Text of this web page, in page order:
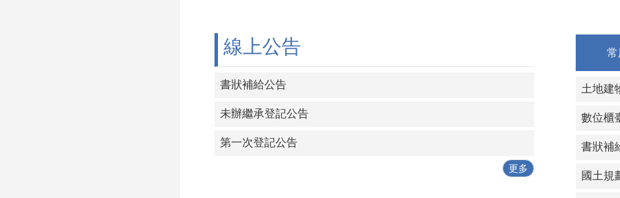
線上公告
書狀補給公告
未辦繼承登記公告
第一次登記公告
更多
常
土地建
數位櫃
書狀補
國土規